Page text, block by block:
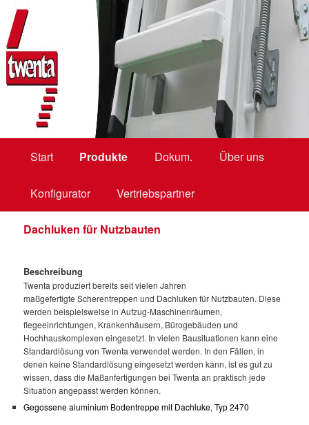
Twenta BV
bodentreppen, loftladders, vlieringtrappen, zoldertrappen, kniestocktüren
Zum
primären
Inhalt
springen
Zum
sekundären
Inhalt
springen
Start Produkte Dokum. Über uns
Konfigurator Vertriebspartner
Dachluken für Nutzbauten
Beschreibung
Twenta produziert bereits seit vielen Jahren
maßgefertigte Scherentreppen und Dachluken für Nutzbauten. Diese
werden beispielsweise in Aufzug-Maschinenräumen,
flegeeinrichtungen, Krankenhäusern, Bürogebäuden und
Hochhauskomplexen eingesetzt. In vielen Bausituationen kann eine
Standardlösung von Twenta verwendet werden. In den Fällen, in
denen keine Standardlösung eingesetzt werden kann, ist es gut zu
wissen, dass die Maßanfertigungen bei Twenta an praktisch jede
Situation angepasst werden können.
Gegossene aluminium Bodentreppe mit Dachluke, Typ 2470